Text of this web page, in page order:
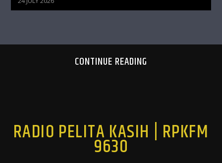
CONTINUE READING
RADIO PELITA KASIH | RPKFM
9630